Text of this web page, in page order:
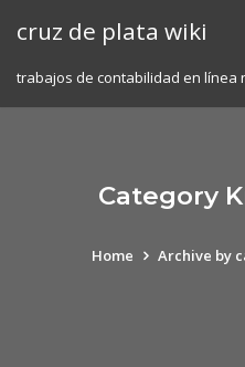
cruz de plata wiki
trabajos de contabilidad en línea
Category
Home Archive by